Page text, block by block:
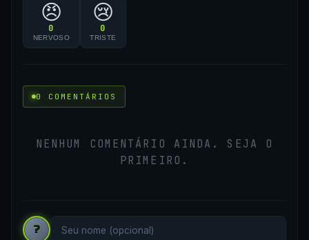
😠
0
NERVOSO
😢
0
TRISTE
0 COMENTÁRIOS
NENHUM COMENTÁRIO AINDA. SEJA O
PRIMEIRO.
?